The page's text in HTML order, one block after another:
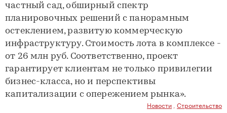
частный сад, обширный спектр
планировочных решений с панорамным
остеклением, развитую коммерческую
инфраструктуру. Стоимость лота в комплексе -
от 26 млн руб. Соответственно, проект
гарантирует клиентам не только привилегии
бизнес-класса, но и перспективы
капитализации с опережением рынка».
Новости Строительство